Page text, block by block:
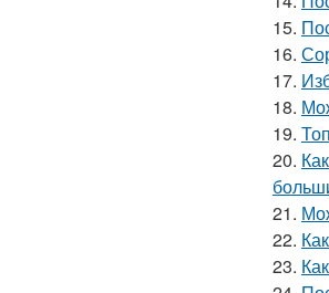
15.
16.
17.
18.
19.
20.
21.
22.
23.